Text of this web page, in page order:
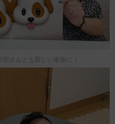
那さんとも新しい家族に！